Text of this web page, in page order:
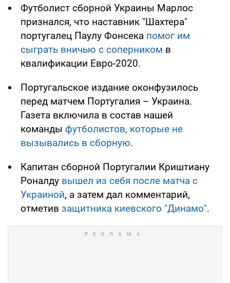
Футболист сборной Украины Марлос
признался, что наставник "Шахтера"
португалец Паулу Фонсека помог им
сыграть вничью с соперником в
квалификации Евро-2020.
Португальское издание оконфузилось
перед матчем Португалия – Украина.
Газета включила в состав нашей
команды футболистов, которые не
вызывались в сборную.
Капитан сборной Португалии Криштиану
Роналду вышел из себя после матча с
Украиной, а затем дал комментарий,
отметив защитника киевского "Динамо".